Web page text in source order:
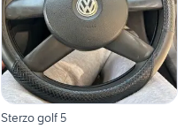
Sterzo golf 5